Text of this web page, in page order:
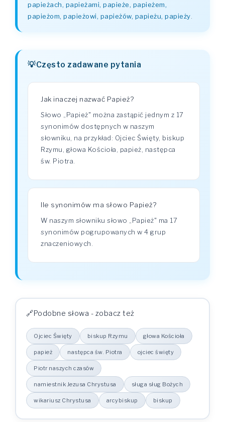
papieżach, papieżami, papieże, papieżem,
papieżom, papieżowi, papieżów, papieżu, papieży
Często zadawane pytania
Jak inaczej nazwać Papież?
Słowo „Papież" można zastąpić jednym z 17
synonimów dostępnych w naszym
słowniku, na przykład: Ojciec Święty, biskup
Rzymu, głowa Kościoła, papież, następca
św. Piotra.
Ile synonimów ma słowo Papież?
W naszym słowniku słowo „Papież" ma 17
synonimów pogrupowanych w 4 grup
znaczeniowych.
Podobne słowa - zobacz też
Ojciec Święty biskup Rzymu głowa Kościoła
papież następca św. Piotra ojciec święty
Piotr naszych czasów
namiestnik Jezusa Chrystusa sługa sług Bożych
wikariusz Chrystusa arcybiskup biskup